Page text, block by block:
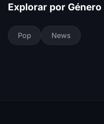
Explorar por Género
Pop News